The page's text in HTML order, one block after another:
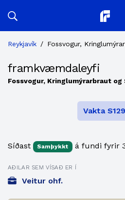
Planitor
Reykjavík / Fossvogur,
framkvæmdaleyfi
Fossvogur, Kringlumýrarbraut og
Vakta
Síðast Samþykkt á fundi fyrir
AÐILAR SEM VÍSAÐ ER Í
Veitur ohf.